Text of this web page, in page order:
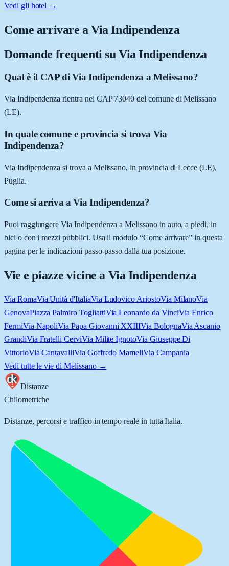
Vedi gli hotel →
Come arrivare aVia Indipendenza
Domande frequenti su Via Indipendenza
Qual è il CAP di Via Indipendenza a Melissano?
Via Indipendenza rientra nel CAP 73040 del comune di Melissano
(LE).
In quale comune e provincia si trova Via
Indipendenza?
Via Indipendenza si trova a Melissano, in provincia di Lecce (LE),
Puglia.
Come si arriva a Via Indipendenza?
Puoi raggiungere Via Indipendenza a Melissano in auto, a piedi, in
bici o con i mezzi pubblici. Usa il modulo “Come arrivare” in questa
pagina per le indicazioni passo-passo dalla tua posizione.
Vie e piazze vicine a Via Indipendenza
Via RomaVia Unità d'ItaliaVia Ludovico AriostoVia MilanoVia
GenovaPiazza Palmiro TogliattiVia Leonardo da VinciVia Enrico
FermiVia NapoliVia Papa Giovanni XXIIIVia BolognaVia Ascanio
GrandiVia Fratelli CerviVia Milite IgnotoVia Giuseppe Di
VittorioVia CantavalliVia Goffredo MameliVia Campania
Vedi tutte le vie di Melissano→
Distanze
Chilometriche
Distanze, percorsi e traffico in tempo reale in tutta Italia.